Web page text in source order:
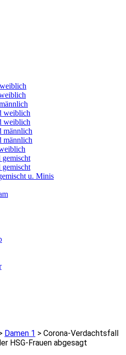
weiblich
weiblich
männlich
männlich
gemischt
gemischt
u. Minis
Damen 1 > Corona-Verdachtsfall
HSG-Frauen abgesagt